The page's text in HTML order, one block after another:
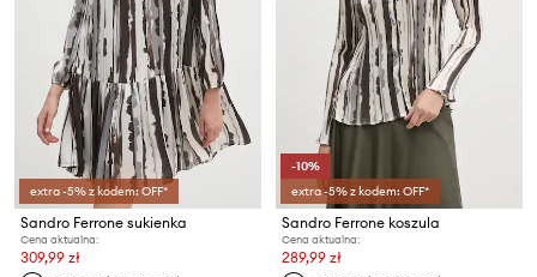
extra -5% z kodem: OFF*
Sandro Ferrone sukienka
Cena aktualna:
309,99 zł
-10%
extra -5% z kodem: OFF*
Sandro Ferrone koszula
Cena aktualna:
289,99 zł